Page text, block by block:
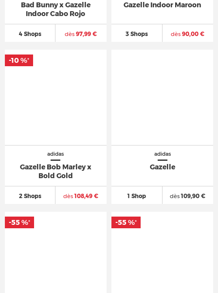
Bad Bunny x Gazelle
Indoor Cabo Rojo
4 Shops dès 97,99 €
Gazelle Indoor Maroon
3 Shops dès 90,00 €
adidas
Gazelle Bob Marley x
Bold Gold
2 Shops dès108,49 €
-10 %*
adidas
Gazelle
1 Shop dès109,90 €
-55 %* -55 %*